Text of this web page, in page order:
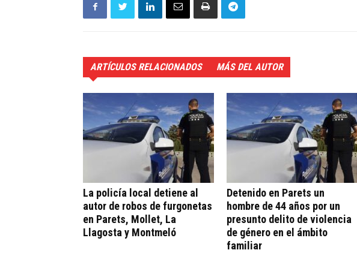
ARTÍCULOS RELACIONADOS MÁS DEL AUTOR
La policía local detiene al
autor de robos de furgonetas
en Parets, Mollet, La
Llagosta y Montmeló
Detenido en Parets un
hombre de 44 años por un
presunto delito de violencia
de género en el ámbito
familiar